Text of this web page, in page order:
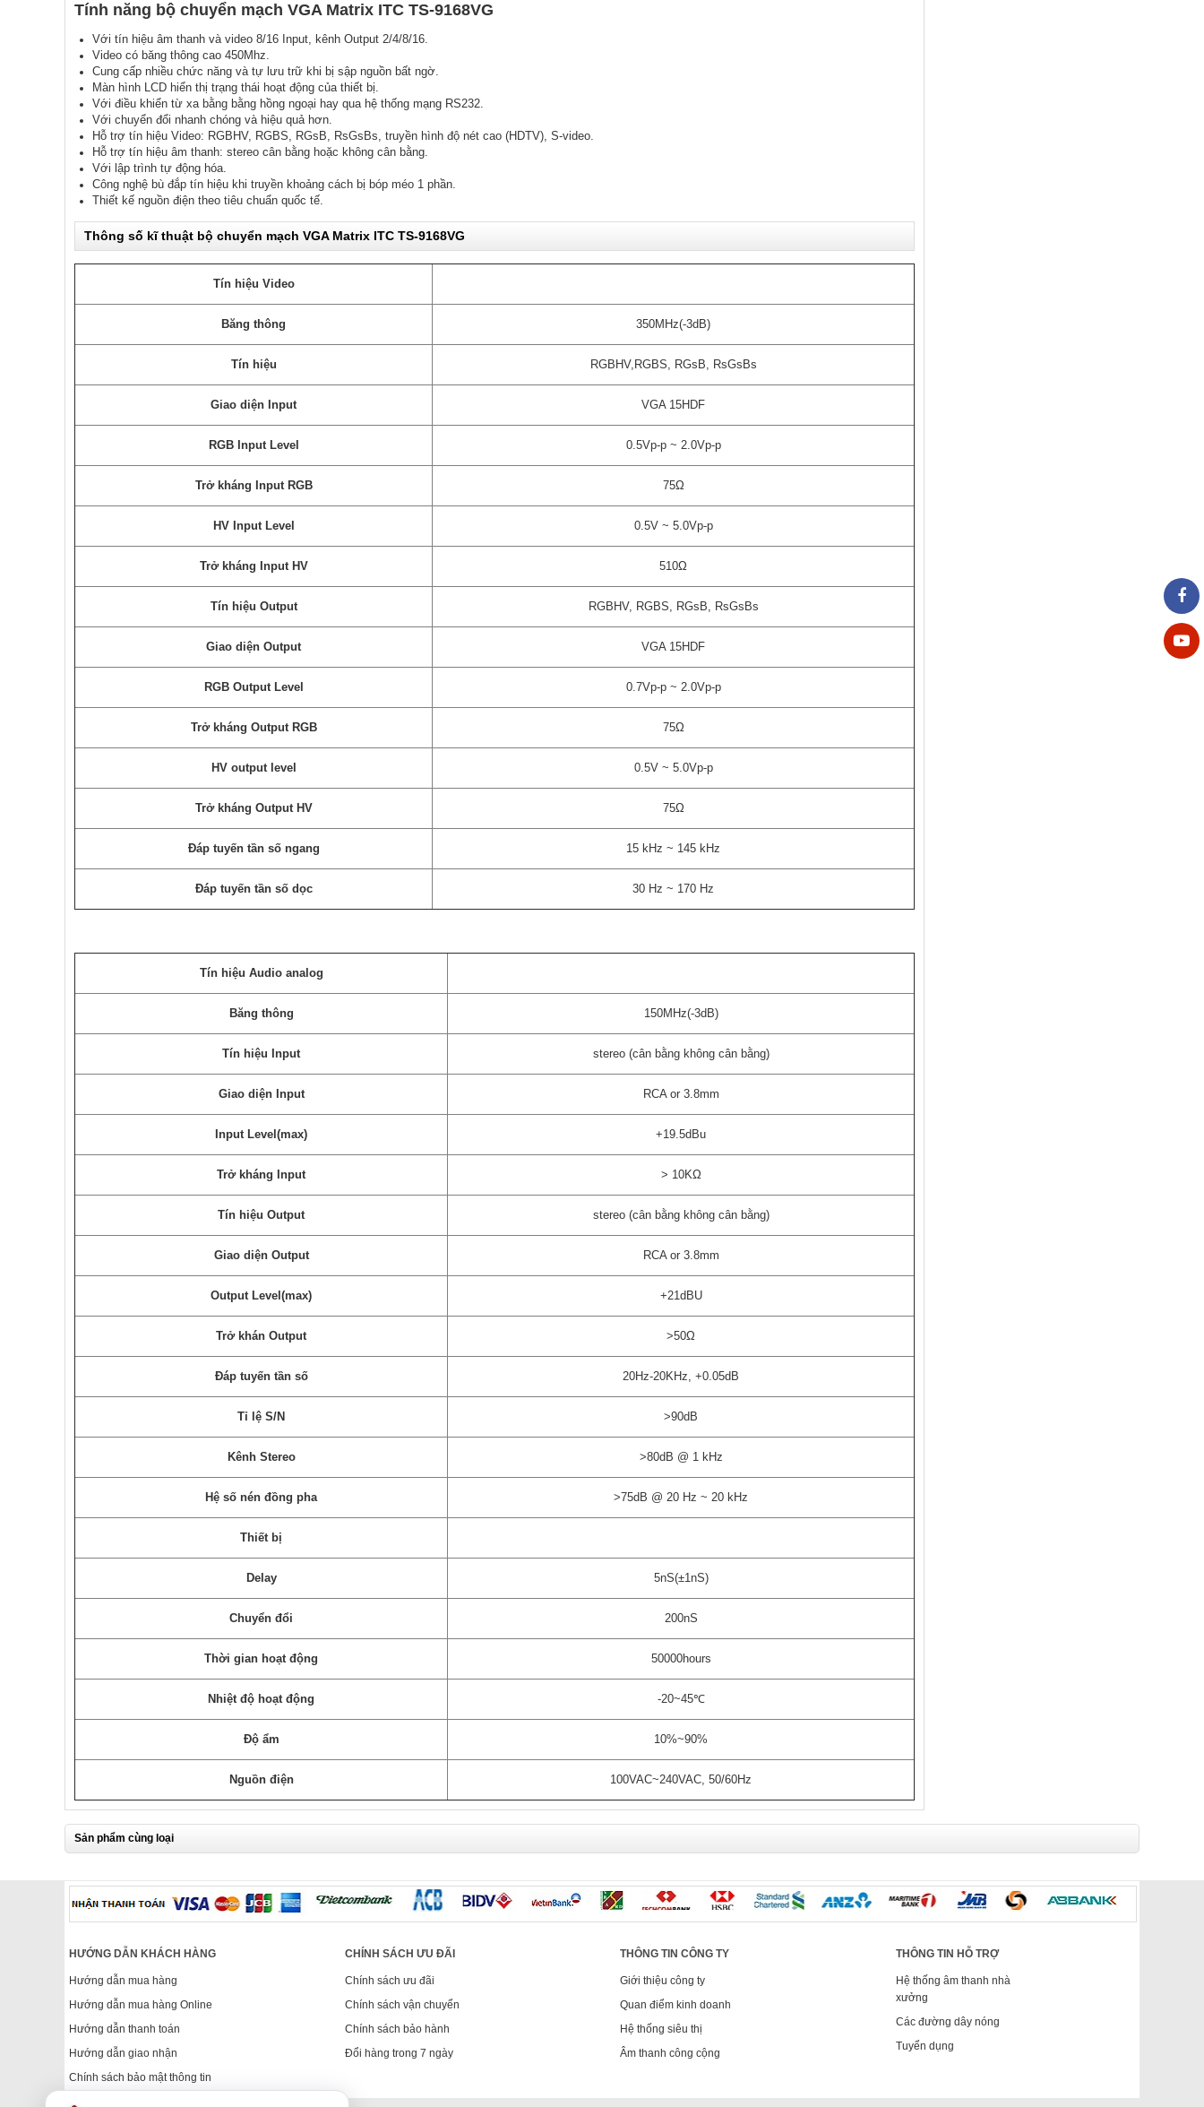
Tính năng bộ chuyển mạch VGA Matrix ITC TS-9168VG
Với tín hiệu âm thanh và video 8/16 Input, kênh Output 2/4/8/16.
Video có băng thông cao 450Mhz.
Cung cấp nhiều chức năng và tự lưu trữ khi bị sập nguồn bất ngờ.
Màn hình LCD hiển thị trạng thái hoạt động của thiết bị.
Với điều khiển từ xa bằng bằng hồng ngoại hay qua hệ thống mạng RS232.
Với chuyển đổi nhanh chóng và hiệu quả hơn.
Hỗ trợ tín hiệu Video: RGBHV, RGBS, RGsB, RsGsBs, truyền hình độ nét cao (HDTV), S-video.
Hỗ trợ tín hiệu âm thanh: stereo cân bằng hoặc không cân bằng.
Với lập trình tự động hóa.
Công nghệ bù đắp tín hiệu khi truyền khoảng cách bị bóp méo 1 phần.
Thiết kế nguồn điện theo tiêu chuẩn quốc tế.
Thông số kĩ thuật bộ chuyển mạch VGA Matrix ITC TS-9168VG
Tín hiệu Video
Băng thông 350MHz(-3dB)
Tín hiệu RGBHV,RGBS, RGsB, RsGsBs
Giao diện Input VGA 15HDF
RGB Input Level 0.5Vp-p ~ 2.0Vp-p
Trở kháng Input RGB 75Ω
HV Input Level 0.5V ~ 5.0Vp-p
Trở kháng Input HV 510Ω
Tín hiệu Output RGBHV, RGBS, RGsB, RsGsBs
Giao diện Output VGA 15HDF
RGB Output Level 0.7Vp-p ~ 2.0Vp-p
Trở kháng Output RGB 75Ω
HV output level 0.5V ~ 5.0Vp-p
Trở kháng Output HV 75Ω
Đáp tuyến tần số ngang 15 kHz ~ 145 kHz
Đáp tuyến tần số dọc 30 Hz ~ 170 Hz
Tín hiệu Audio analog
Băng thông 150MHz(-3dB)
Tín hiệu Input stereo (cân bằng không cân bằng)
Giao diện Input RCA or 3.8mm
Input Level(max) +19.5dBu
Trở kháng Input > 10KΩ
Tín hiệu Output stereo (cân bằng không cân bằng)
Giao diện Output RCA or 3.8mm
Output Level(max) +21dBU
Trở khán Output >50Ω
Đáp tuyến tần số 20Hz-20KHz, +0.05dB
Tỉ lệ S/N >90dB
Kênh Stereo >80dB @ 1 kHz
Hệ số nén đồng pha >75dB @ 20 Hz ~ 20 kHz
Thiết bị
Delay 5nS(±1nS)
Chuyển đổi 200nS
Thời gian hoạt động 50000hours
Nhiệt độ hoạt động -20~45℃
Độ ẩm 10%~90%
Nguồn điện 100VAC~240VAC, 50/60Hz
Sản phẩm cùng loại
HƯỚNG DẪN KHÁCH HÀNG
Hướng dẫn mua hàng
Hướng dẫn mua hàng Online
Hướng dẫn thanh toán
Hướng dẫn giao nhận
Chính sách bảo mật thông tin
CHÍNH SÁCH ƯU ĐÃI
Chính sách ưu đãi
Chính sách vận chuyển
Chính sách bảo hành
Đổi hàng trong 7 ngày
THÔNG TIN CÔNG TY
Giới thiệu công ty
Quan điểm kinh doanh
Hệ thống siêu thị
Âm thanh công cộng
THÔNG TIN HỖ TRỢ
Hệ thống âm thanh nhà
xưởng
Các đường dây nóng
Tuyển dụng